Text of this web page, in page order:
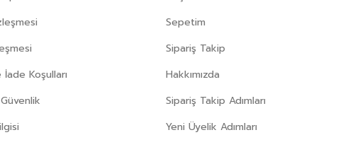
Koşulları
Sepetim
Sipariş Takip
Hakkımızda
Sipariş Takip Adımları
Yeni Üyelik Adımları